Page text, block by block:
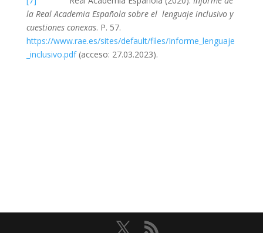
la Real Academia Española sobre el lenguaje inclusivo y
cuestiones conexas. P. 57.
https://www.rae.es/sites/default/files/Informe_lenguaje
_inclusivo.pdf(acceso: 27.03.2023).